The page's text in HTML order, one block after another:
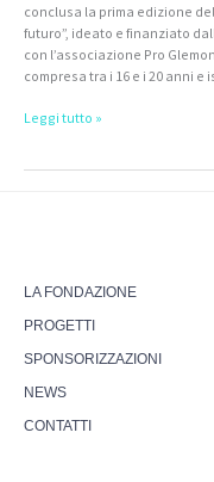
conclusa la prima edizione
futuro”, ideato e finanziato
con l’associazione Pro
compresa tra i 16 e i 20 anni e
Leggi tutto »
LA FONDAZIONE
PROGETTI
SPONSORIZZAZIONI
NEWS
CONTATTI